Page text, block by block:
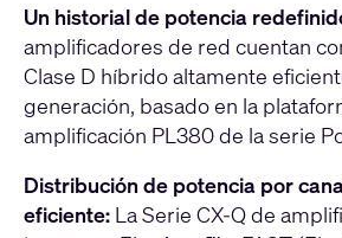
Un historial de potencia
amplificadores de red cuentan
Clase D híbrido altamente
generación, basado en la
amplificación PL380 de la serie
Distribución de potencia por
eficiente: La Serie CX-Q de